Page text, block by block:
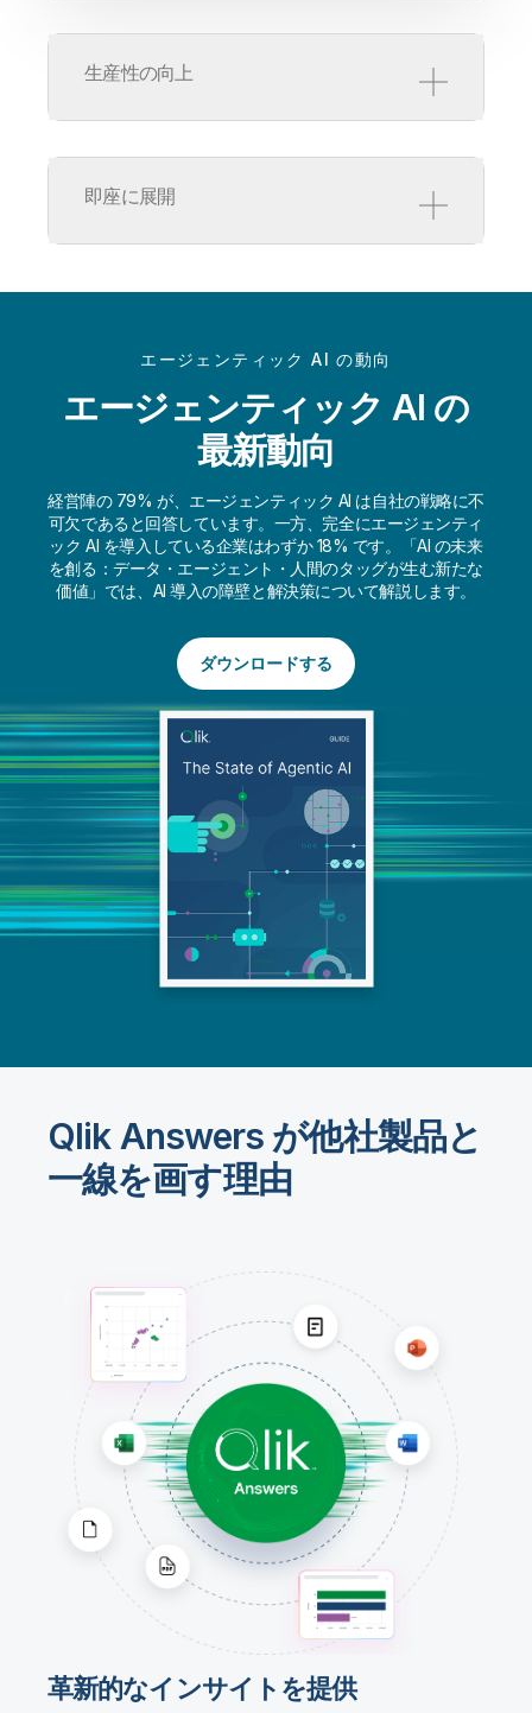
生産性の向上
Qlik のプラットフォームは、パーソ
即座に展開
す
AI アーキテクチャに搭載された AI な
ら、高速かつ即座に展開できるた
め、数時間で稼働を開始できます。
詳細を見る
エージェンティック AI の動向
エージェンティック AI の
最新動向
経営陣の 79% が、エージェンティック AI は自社の戦略に不
可欠であると回答しています。一方、完全にエージェンティ
ック AI を導入している企業はわずか 18% です。「AI の未来
を創る：データ・エージェント・人間のタッグが生む新たな
価値」では、AI 導入の障壁と解決策について解説します。
ダウンロードする
Qlik Answers が他社製品と
一線を画す理由
革新的なインサイトを提供